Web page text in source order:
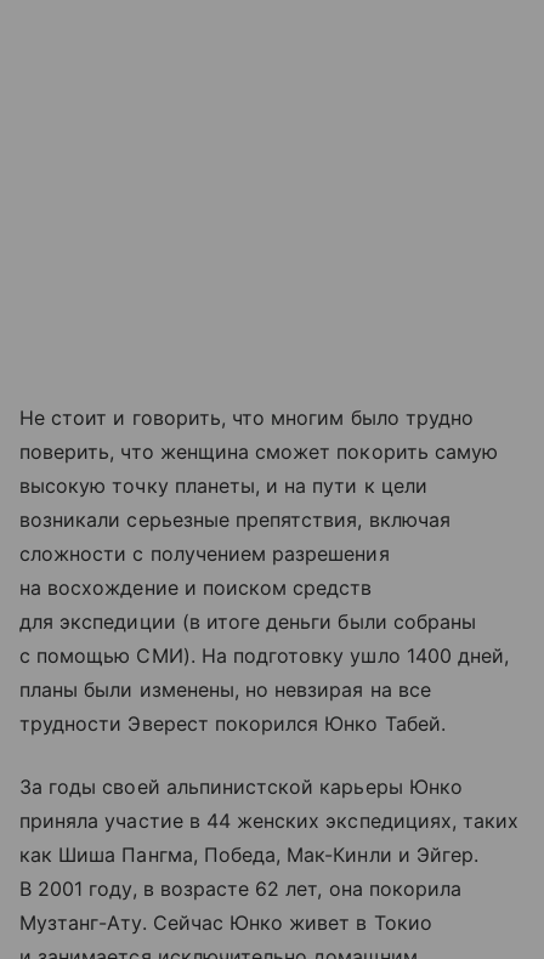
Не стоит и говорить, что многим было трудно
поверить, что женщина сможет покорить самую
высокую точку планеты, и на пути к цели
возникали серьезные препятствия, включая
сложности с получением разрешения
на восхождение и поиском средств
для экспедиции (в итоге деньги были собраны
с помощью СМИ). На подготовку ушло 1400 дней,
планы были изменены, но невзирая на все
трудности Эверест покорился Юнко Табей.
За годы своей альпинистской карьеры Юнко
приняла участие в 44 женских экспедициях, таких
как Шиша Пангма, Победа, Мак-Кинли и Эйгер.
В 2001 году, в возрасте 62 лет, она покорила
Музтанг-Ату. Сейчас Юнко живет в Токио